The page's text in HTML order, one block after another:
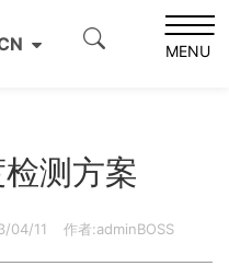
MENU
手机背板平面度检测方案
测方案
04/11 作者:adminBOSS